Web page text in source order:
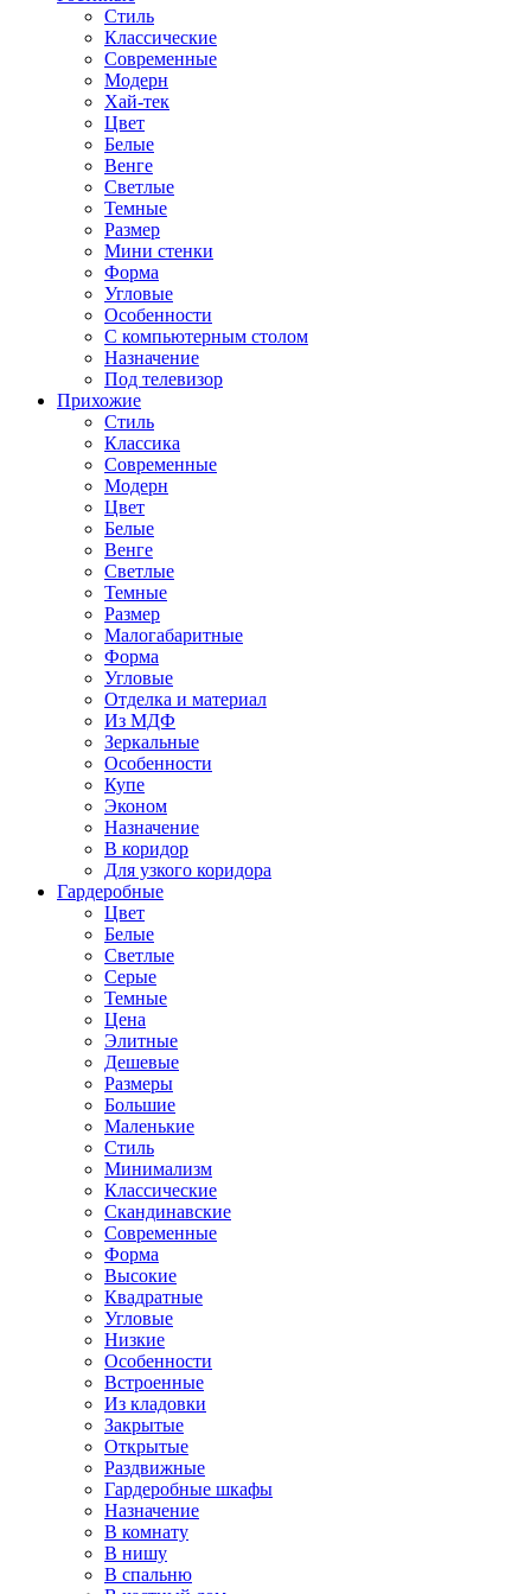
Стиль
Классические
Современные
Модерн
Хай-тек
Цвет
Белые
Венге
Светлые
Темные
Размер
Мини стенки
Форма
Угловые
Особенности
С компьютерным столом
Назначение
Под телевизор
Прихожие
Стиль
Классика
Современные
Модерн
Цвет
Белые
Венге
Светлые
Темные
Размер
Малогабаритные
Форма
Угловые
Отделка и материал
Из МДФ
Зеркальные
Особенности
Купе
Эконом
Назначение
В коридор
Для узкого коридора
Гардеробные
Цвет
Белые
Светлые
Серые
Темные
Цена
Элитные
Дешевые
Размеры
Большие
Маленькие
Стиль
Минимализм
Классические
Скандинавские
Современные
Форма
Высокие
Квадратные
Угловые
Низкие
Особенности
Встроенные
Из кладовки
Закрытые
Открытые
Раздвижные
Гардеробные шкафы
Назначение
В комнату
В нишу
В спальню